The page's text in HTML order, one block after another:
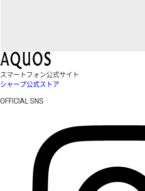
スマートフォン公式サイト
シャープ公式ストア
OFFICIAL SNS